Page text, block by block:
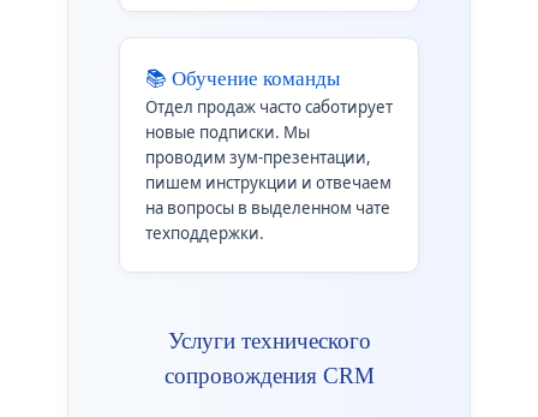
📚 Обучение команды
Отдел продаж часто саботирует
новые подписки. Мы
проводим зум-презентации,
пишем инструкции и отвечаем
на вопросы в выделенном чате
техподдержки.
Услуги технического
сопровождения CRM